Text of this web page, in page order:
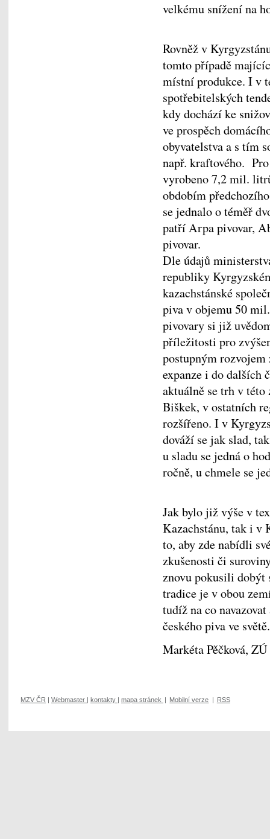
velkému snížení na
Rovněž v
tomto případě
místní produkce. I v
spotřebitelských
kdy dochází ke
ve prospěch
obyvatelstva a s tím
např. kraftového.
vyrobeno 7,2 mil.
obdobím
se jednalo o téměř
patří Arpa pivovar,
pivovar.
Dle údajů
republiky
kazachstánské
piva v objemu 50
pivovary si již
příležitosti pro
postupným rozvojem
expanze i do dalších
aktuálně se trh v
Biškek, v ostatních
rozšířeno. I v
dováží se jak slad,
u sladu se jedná o
ročně, u chmele se
Jak bylo již výše v
Kazachstánu, tak i v
to, aby zde nabídli
zkušenosti či
znovu pokusili dobýt
tradice je v obou
tudíž na co
českého piva ve světě.
Markéta Pěčková,
MZV ČR | Webmaster | kontakty | mapa stránek | Mobilní verze | RSS